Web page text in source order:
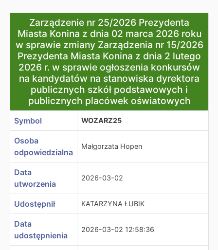
Zarządzenie nr 25/2026 Prezydenta Miasta Konina z
Zarządzenie nr 25/2026 Prezydenta
Miasta Konina z dnia 02 marca 2026 roku
w sprawie zmiany Zarządzenia nr 15/2026
Prezydenta Miasta Konina z dnia 2 lutego
2026 r. w sprawie ogłoszenia konkursów
na kandydatów na stanowiska dyrektora
publicznych szkół podstawowych i
publicznych placówek oświatowych
Symbol WOZARZ25
Osoba
odpowiedzialna
Małgorzata Hopen
Data
utworzenia
2026-03-02
Udostępnił KATARZYNA ŁUBIK
Data
udostępnienia
2026-03-02 12:58:36